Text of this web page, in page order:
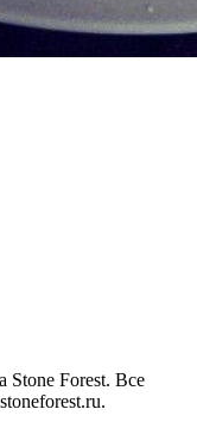
Stone Forest. Все